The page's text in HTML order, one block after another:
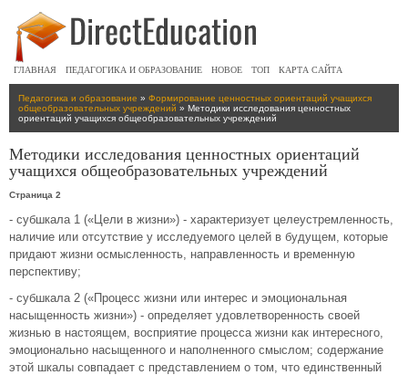
ГЛАВНАЯ ПЕДАГОГИКА И ОБРАЗОВАНИЕ НОВОЕ ТОП КАРТА САЙТА
Педагогика и образование » Формирование ценностных ориентаций учащихся
общеобразовательных учреждений » Методики исследования ценностных
ориентаций учащихся общеобразовательных учреждений
Методики исследования ценностных ориентаций
учащихся общеобразовательных учреждений
Страница 2
- субшкала 1 («Цели в жизни») - характеризует целеустремленность,
наличие или отсутствие у исследуемого целей в будущем, которые
придают жизни осмысленность, направленность и временную
перспективу;
- субшкала 2 («Процесс жизни или интерес и эмоциональная
насыщенность жизни») - определяет удовлетворенность своей
жизнью в настоящем, восприятие процесса жизни как интересного,
эмоционально насыщенного и наполненного смыслом; содержание
этой шкалы совпадает с представлением о том, что единственный